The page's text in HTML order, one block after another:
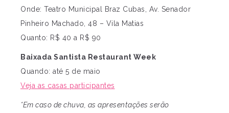
Onde: Teatro Municipal Braz Cubas, Av. Senador
Pinheiro Machado, 48 – Vila Matias
Quanto: R$ 40 a R$ 90
Baixada Santista Restaurant Week
Quando: até 5 de maio
Veja as casas participantes
*Em caso de chuva, as apresentações serão